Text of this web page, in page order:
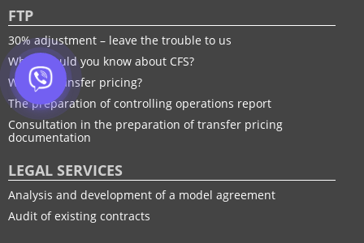
FTP
30% adjustment – leave the trouble to us
What should you know about CFS?
What is transfer pricing?
The preparation of controlling operations report
Consultation in the preparation of transfer pricing
documentation
LEGAL SERVICES
Analysis and development of a model agreement
Audit of existing contracts